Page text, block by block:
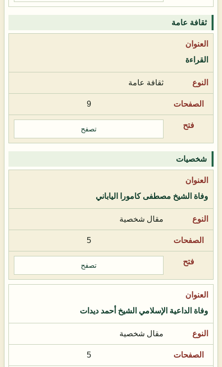
ثقافة عامة
القراءة
ثقافة عامة
9
تصفح
شخصيات
وفاة الشيخ مصطفى كامورا الياباني
مقال شخصية
5
تصفح
وفاة الداعية الإسلامي الشيخ أحمد ديدات
مقال شخصية
5